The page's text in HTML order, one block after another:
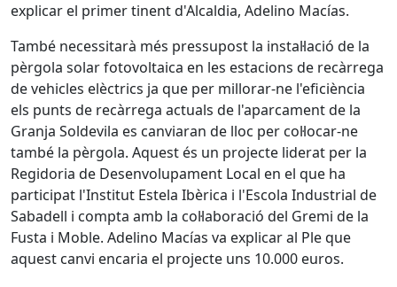
explicar el primer tinent d'Alcaldia, Adelino Macías.
També necessitarà més pressupost la instal·lació de la
pèrgola solar fotovoltaica en les estacions de recàrrega
de vehicles elèctrics ja que per millorar-ne l'eficiència
els punts de recàrrega actuals de l'aparcament de la
Granja Soldevila es canviaran de lloc per col·locar-ne
també la pèrgola. Aquest és un projecte liderat per la
Regidoria de Desenvolupament Local en el que ha
participat l'Institut Estela Ibèrica i l'Escola Industrial de
Sabadell i compta amb la col·laboració del Gremi de la
Fusta i Moble. Adelino Macías va explicar al Ple que
aquest canvi encaria el projecte uns 10.000 euros.